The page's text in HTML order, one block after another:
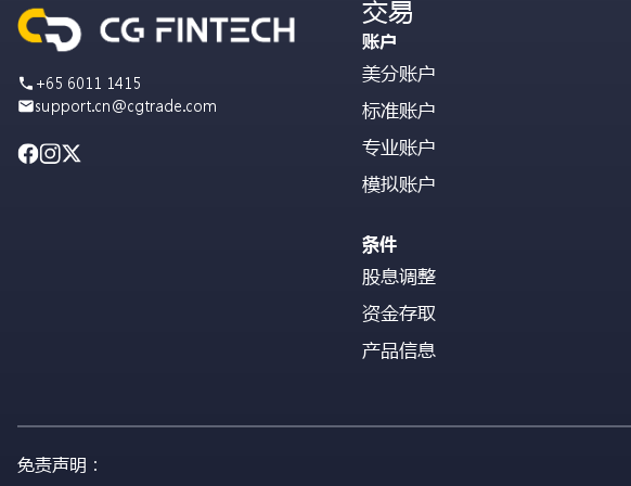
+65 6011 1415
support.cn@cgtrade.com
交易
账户
美分账户
标准账户
专业账户
模拟账户
条件
股息调整
资金存取
产品信息
免责声明：